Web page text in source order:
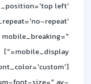
left’
repeat’
mobile_display=”]